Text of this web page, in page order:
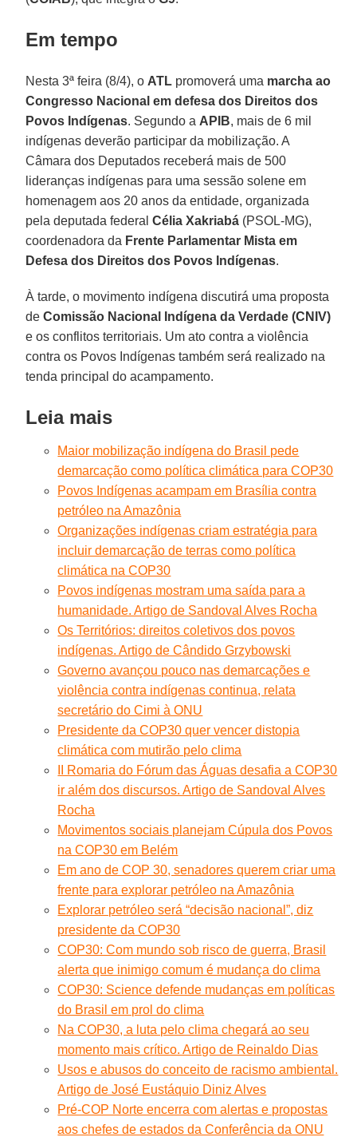
Em tempo
Nesta 3ª feira (8/4), o ATL promoverá uma marcha ao
Congresso Nacional em defesa dos Direitos dos
Povos Indígenas. Segundo a APIB, mais de 6 mil
indígenas deverão participar da mobilização. A
Câmara dos Deputados receberá mais de 500
lideranças indígenas para uma sessão solene em
homenagem aos 20 anos da entidade, organizada
pela deputada federalCélia Xakriabá (PSOL-MG),
coordenadora da Frente Parlamentar Mista em
Defesa dos Direitos dos Povos Indígenas.
À tarde, o movimento indígena discutirá uma proposta
deComissão Nacional Indígena da Verdade (CNIV)
e os conflitos territoriais. Um ato contra a violência
contra os Povos Indígenas também será realizado na
tenda principal do acampamento.
Leia mais
Maior mobilização indígena do Brasil pede
demarcação como política climática para COP30
Povos Indígenas acampam em Brasília contra
petróleo na Amazônia
Organizações indígenas criam estratégia para
incluir demarcação de terras como política
climática na COP30
Povos indígenas mostram uma saída para a
humanidade. Artigo de Sandoval Alves Rocha
Os Territórios: direitos coletivos dos povos
indígenas. Artigo de Cândido Grzybowski
Governo avançou pouco nas demarcações e
violência contra indígenas continua, relata
secretário do Cimi à ONU
Presidente da COP30 quer vencer distopia
climática com mutirão pelo clima
II Romaria do Fórum das Águas desafia a COP30
ir além dos discursos. Artigo de Sandoval Alves
Rocha
Movimentos sociais planejam Cúpula dos Povos
na COP30 em Belém
Em ano de COP 30, senadores querem criar uma
frente para explorar petróleo na Amazônia
Explorar petróleo será “decisão nacional”, diz
presidente da COP30
COP30: Com mundo sob risco de guerra, Brasil
alerta que inimigo comum é mudança do clima
COP30: Science defende mudanças em políticas
do Brasil em prol do clima
Na COP30, a luta pelo clima chegará ao seu
momento mais crítico. Artigo de Reinaldo Dias
Usos e abusos do conceito de racismo ambiental.
Artigo de José Eustáquio Diniz Alves
Pré-COP Norte encerra com alertas e propostas
aos chefes de estados da Conferência da ONU